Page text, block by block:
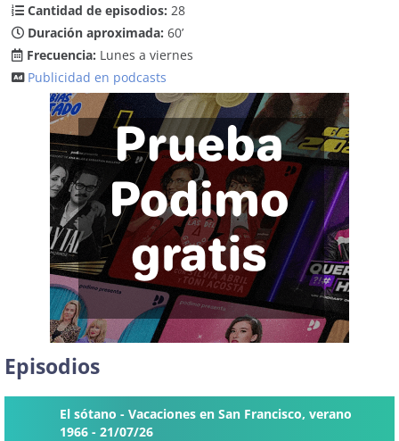
Cantidad de episodios: 28
Duración aproximada: 60’
Frecuencia: Lunes a viernes
Publicidad en podcasts
Episodios
El sótano - Vacaciones en San Francisco, verano
1966 - 21/07/26